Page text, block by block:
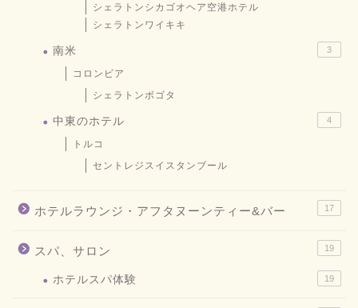
シェラトンシカゴオヘア空港ホテル
シェラトンワイキキ
南米 3
コロンビア
シェラトンボゴタ
中東のホテル 4
トルコ
セントレジスイスタンブール
ホテルラウンジ・アフタヌーンティー&バー 17
スパ、サロン 19
ホテルスパ体験 19